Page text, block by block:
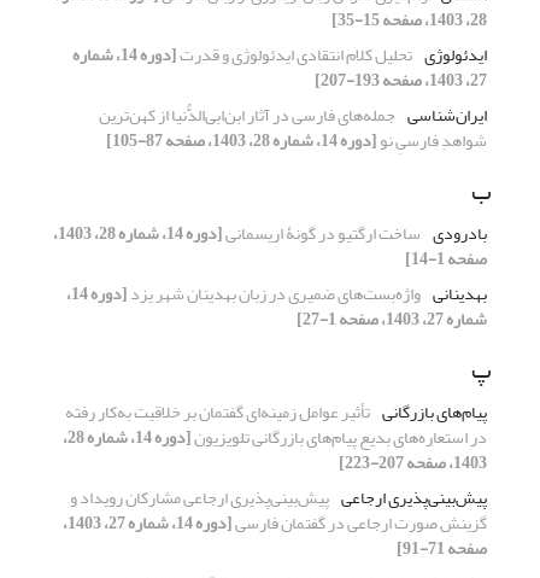
28، 1403، صفحه 15-35]
ایدئولوژی تحلیل کلام انتقادی ایدئولوژی و قدرت [دوره 14، شماره
27، 1403، صفحه 193-207]
ایران‌شناسی جمله‌های فارسی در آثار ابن‌ابی‌الدُّنیا از کهن‌ترین
شواهدِ فارسیِ نو[دوره 14، شماره 28، 1403، صفحه 87-105]
ب
بادرودی ساخت ارگتیو در گونۀ اریسمانی [دوره 14، شماره 28، 1403،
صفحه 1-14]
بهدینانی واژه‌بست‌های ضمیری در زبان بهدینان شهر یزد [دوره 14،
شماره 27، 1403، صفحه 1-27]
پ
پیام‌‌های بازرگانی تأثیر عوامل زمینه‌ای گفتمان بر خلاقیت به‌کار رفته
در استعاره‌های بدیع پیام‌های بازرگانی تلویزیون [دوره 14، شماره 28،
1403، صفحه 207-223]
پیش‌بینی‌پذیری ارجاعی پیش‌بینی‌پذیری ارجاعی مشارکان رویداد و
گزینش صورت ارجاعی در گفتمان فارسی [دوره 14، شماره 27، 1403،
صفحه 71-91]